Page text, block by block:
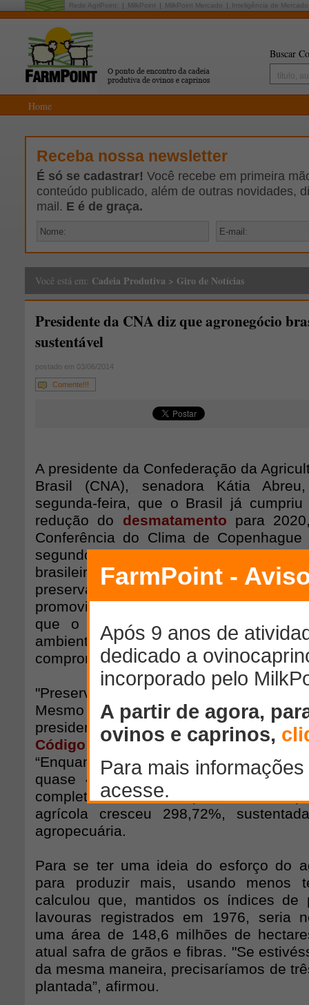
Rede AgriPoint: MilkPoint MilkPoint Mercado Inteligência de Mercado
Buscar
Home
Receba nossa newsletter
É só se cadastrar! Você recebe em primeira
conteúdo publicado, além de outras novidades,
mail. E é de graça.
Você está em: Cadeia Produtiva > Giro de Notícias
Presidente da CNA diz que agronegócio
sustentável
postado em 03/06/2014
Comente!!!
A presidente da Confederação da
Brasil (CNA), senadora Kátia
segunda-feira, que o Brasil já
redução do desmatamento para
Conferência do Clima de
segundo ela, comprova a
brasileiro. Em palestra sobre
preservação e progresso”, no Fórum
promovido pelo jornal Folha de S.
que o país está em situação
ambientais, pois restam apenas
compromisso internacional, nos
"Preservamos 61% de todos os
Mesmo sem saber, criamos a
presidente da CNA, referindo-se às
Código Florestal, considerado o mais
“Enquanto, entre 1976 a 2013, a área
quase 43%, a produtividade
completou, ao lembrar que, no mesmo
agrícola cresceu 298,72%,
agropecuária.
Para se ter uma ideia do esforço do
para produzir mais, usando menos
calculou que, mantidos os índices de
lavouras registrados em 1976, seria
uma área de 148,6 milhões de
atual safra de grãos e fibras. "Se
da mesma maneira, precisaríamos de
plantada”, afirmou.